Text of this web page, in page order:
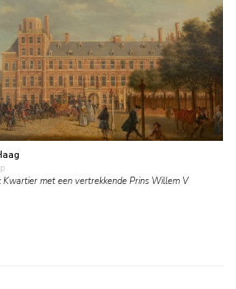
Kwartier met een vertrekkende Prins Willem V